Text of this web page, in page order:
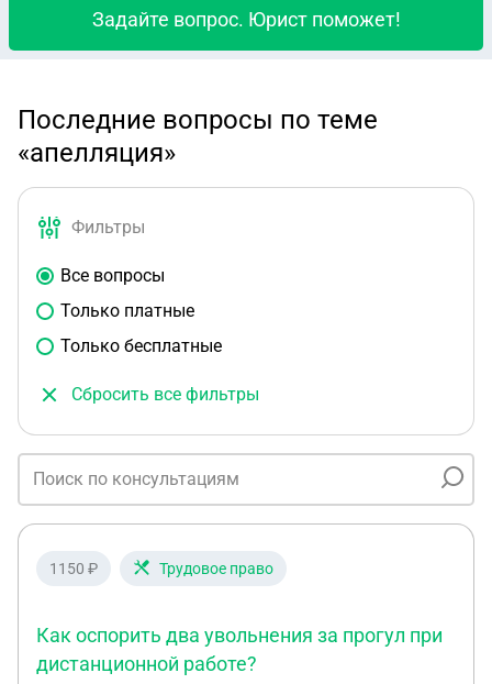
Задайте вопрос. Юрист поможет!
Последние вопросы по теме
«апелляция»
Фильтры
Все вопросы
Только платные
Только бесплатные
Сбросить все фильтры
1150 ₽ Трудовое право
Как оспорить два увольнения за прогул при
дистанционной работе?